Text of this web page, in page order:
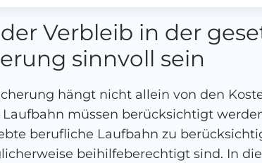
Verbleib in der
sinnvoll sein
hängt nicht allein von den
müssen berücksichtigt
berufliche Laufbahn zu
beihilfeberechtigt sind. In